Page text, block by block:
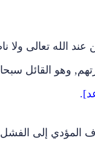
الله تعالى ولا
وهو القائل
المؤدي إلى